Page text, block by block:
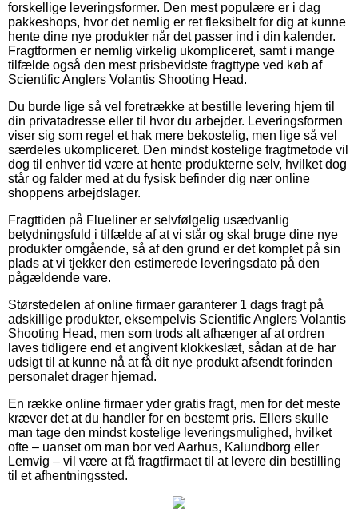
forskellige leveringsformer. Den mest populære er i dag
pakkeshops, hvor det nemlig er ret fleksibelt for dig at kunne
hente dine nye produkter når det passer ind i din kalender.
Fragtformen er nemlig virkelig ukompliceret, samt i mange
tilfælde også den mest prisbevidste fragttype ved køb af
Scientific Anglers Volantis Shooting Head.
Du burde lige så vel foretrække at bestille levering hjem til
din privatadresse eller til hvor du arbejder. Leveringsformen
viser sig som regel et hak mere bekostelig, men lige så vel
særdeles ukompliceret. Den mindst kostelige fragtmetode vil
dog til enhver tid være at hente produkterne selv, hvilket dog
står og falder med at du fysisk befinder dig nær online
shoppens arbejdslager.
Fragttiden på Flueliner er selvfølgelig usædvanlig
betydningsfuld i tilfælde af at vi står og skal bruge dine nye
produkter omgående, så af den grund er det komplet på sin
plads at vi tjekker den estimerede leveringsdato på den
pågældende vare.
Størstedelen af online firmaer garanterer 1 dags fragt på
adskillige produkter, eksempelvis Scientific Anglers Volantis
Shooting Head, men som trods alt afhænger af at ordren
laves tidligere end et angivent klokkeslæt, sådan at de har
udsigt til at kunne nå at få dit nye produkt afsendt forinden
personalet drager hjemad.
En række online firmaer yder gratis fragt, men for det meste
kræver det at du handler for en bestemt pris. Ellers skulle
man tage den mindst kostelige leveringsmulighed, hvilket
ofte – uanset om man bor ved Aarhus, Kalundborg eller
Lemvig – vil være at få fragtfirmaet til at levere din bestilling
til et afhentningssted.